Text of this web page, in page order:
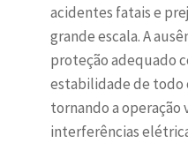
acidentes fatais e
grande escala. A
proteção adequado
estabilidade de todo
tornando a operação
interferências